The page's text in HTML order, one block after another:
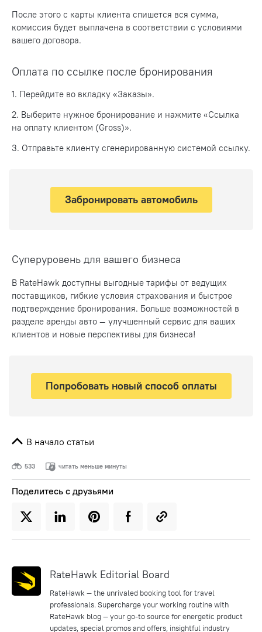
После этого с карты клиента спишется вся сумма,
комиссия будет выплачена в соответствии с условиями
вашего договора.
Оплата по ссылке после бронирования
1. Перейдите во вкладку «Заказы».
2. Выберите нужное бронирование и нажмите «Ссылка
на оплату клиентом (Gross)».
3. Отправьте клиенту сгенерированную системой ссылку.
Забронировать автомобиль
Суперуровень для вашего бизнеса
В RateHawk доступны выгодные тарифы от ведущих
поставщиков, гибкие условия страхования и быстрое
подтверждение бронирования. Больше возможностей в
разделе аренды авто — улучшенный сервис для ваших
клиентов и новые перспективы для бизнеса!
Попробовать новый способ оплаты
В начало статьи
533 читать меньше минуты
Поделитесь с друзьями
RateHawk Editorial Board
RateHawk — the unrivaled booking tool for travel
professionals. Supercharge your working routine with
RateHawk blog — your go-to source for energetic product
updates, special promos and offers, insightful industry